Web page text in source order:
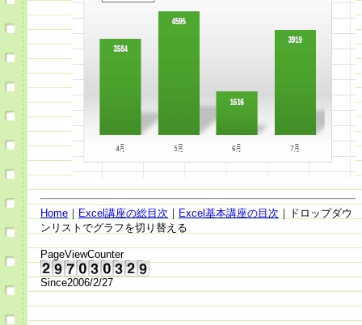
Home ｜ Excel講座の総目次 ｜ Excel基本講座の目次 ｜ドロップダウ
ンリストでグラフを切り替える
PageViewCounter
Since2006/2/27